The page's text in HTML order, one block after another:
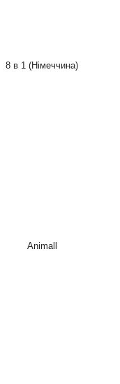
8 в 1 (Німеччина)
Animall